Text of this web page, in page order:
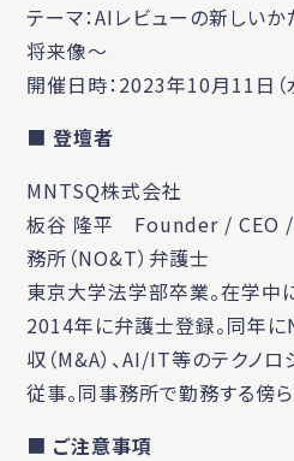
テーマ：AIレビューの新しい
将来像～
開催日時：2023年10月11日
■登壇者
MNTSQ株式会社
板谷 隆平 Founder / CEO /
務所（NO&T）弁護士
東京大学法学部卒業。在学中
2014年に弁護士登録。同年
収（M&A）、AI/IT等のテクノ
従事。同事務所で勤務する傍
■ ご注意事項